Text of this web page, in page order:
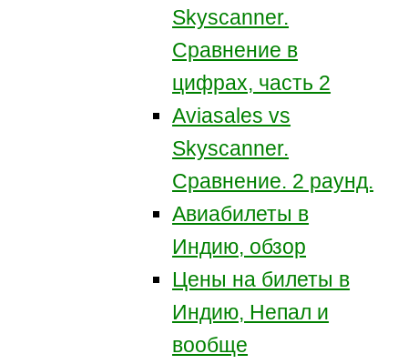
Skyscanner.
Сравнение в
цифрах, часть 2
Aviasales vs
Skyscanner.
Сравнение. 2 раунд.
Авиабилеты в
Индию, обзор
Цены на билеты в
Индию, Непал и
вообще